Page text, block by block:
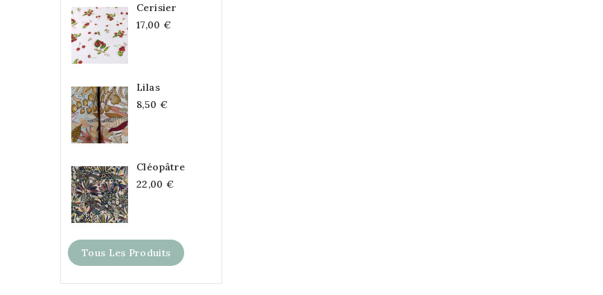
Cerisier
17,00 €
Lilas
8,50 €
Cléopâtre
22,00 €
Tous Les Produits